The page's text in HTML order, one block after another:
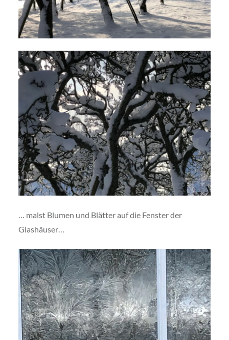
… malst Blumen und Blätter auf die Fenster der
Glashäuser…